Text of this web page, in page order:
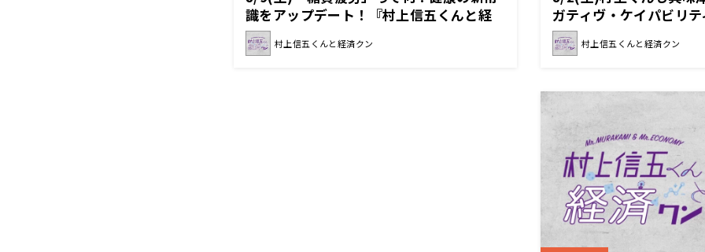
識をアップデート！『村上信五くんと経
済クン』
村上信五くんと経済クン
ガティヴ・ケイパビリテ
『村上信五くんと経済ク
村上信五くんと経済クン